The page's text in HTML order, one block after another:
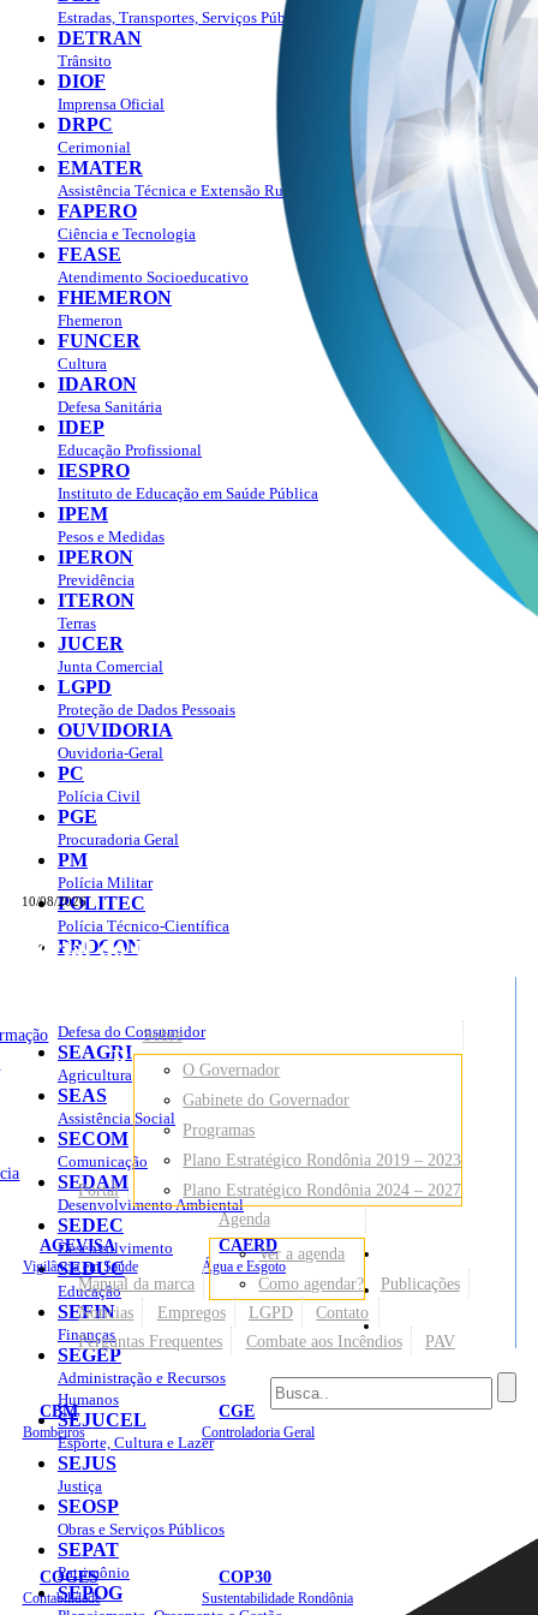
10/08/2026
Portal do Governo do
Rondônia
AGEVISA
Vigilância em Saúde
CAERD
Água e Esgoto
CBM
Bombeiros
CGE
Controladoria Geral
COGES
Contabilidade
COP30
Sustentabilidade Rondônia
Sites
Portal
Sobre
O Governador
Gabinete do Governador
Programas
Plano Estratégico Rondônia 2019 – 2023
Plano Estratégico Rondônia 2024 – 2027
Manual da marca
Agenda
Ver a agenda
Como agendar?
Publicações
Notícias
Empregos LGPD
Contato
Perguntas Frequentes
Combate aos Incêndios PAV
Estradas, Transportes, Serviços Públicos
DETRAN
Trânsito
DIOF
Imprensa Oficial
DRPC
Cerimonial
EMATER
Assistência Técnica e Extensão Rural
FAPERO
Ciência e Tecnologia
FEASE
Atendimento Socioeducativo
FHEMERON
Fhemeron
FUNCER
Cultura
IDARON
Defesa Sanitária
IDEP
Educação Profissional
IESPRO
Instituto de Educação em Saúde Pública
IPEM
Pesos e Medidas
IPERON
Previdência
ITERON
Terras
JUCER
Junta Comercial
LGPD
Proteção de Dados Pessoais
OUVIDORIA
Ouvidoria-Geral
PC
Polícia Civil
PGE
Procuradoria Geral
PM
Polícia Militar
POLITEC
Polícia Técnico-Científica
PROCON
Defesa do Consumidor
SEAGRI
Agricultura
SEAS
Assistência Social
SECOM
Comunicação
SEDAM
Desenvolvimento Ambiental
SEDEC
Desenvolvimento
SEDUC
Educação
SEFIN
Finanças
SEGEP
Administração e Recursos
Humanos
SEJUCEL
Esporte, Cultura e Lazer
SEJUS
Justiça
SEOSP
Obras e Serviços Públicos
SEPAT
Patrimônio
SEPOG